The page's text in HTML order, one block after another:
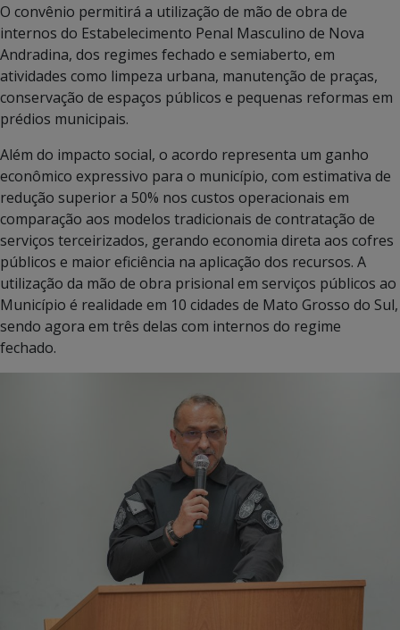
O convênio permitirá a utilização de mão de obra de
internos do Estabelecimento Penal Masculino de Nova
Andradina, dos regimes fechado e semiaberto, em
atividades como limpeza urbana, manutenção de praças,
conservação de espaços públicos e pequenas reformas em
prédios municipais.
Além do impacto social, o acordo representa um ganho
econômico expressivo para o município, com estimativa de
redução superior a 50% nos custos operacionais em
comparação aos modelos tradicionais de contratação de
serviços terceirizados, gerando economia direta aos cofres
públicos e maior eficiência na aplicação dos recursos. A
utilização da mão de obra prisional em serviços públicos ao
Município é realidade em 10 cidades de Mato Grosso do Sul,
sendo agora em três delas com internos do regime
fechado.